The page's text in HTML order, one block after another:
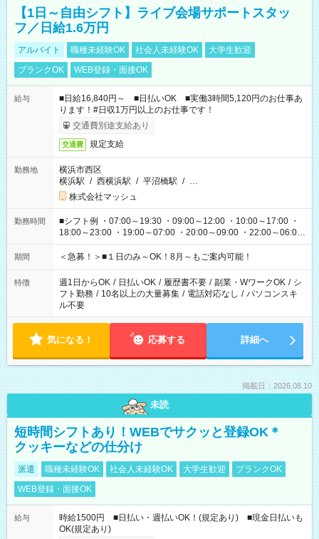
【1日～自由シフト】ライブ会場サポートスタッ
フ／日給1.6万円
アルバイト 職種未経験OK 社会人未経験OK
大学生歓迎
ブランクOK
WEB登録・面接OK
給与
■日給16,840円～ ■日払いOK ■実働3時間5,120円のお仕事あ
ります！#日収1万円以上のお仕事です！
交通費別途支給あり
交通費 規定支給
勤務地
横浜市西区
横浜駅 / 西横浜駅 / 平沼橋駅 / …
株式会社マッシュ
勤務時間
■シフト例 ・07:00～19:30 ・09:00～12:00 ・10:00～17:00 ・
18:00～23:00 ・19:00～07:00 ・20:00～09:00 ・22:00～06:00
etc ★最短で3時間で5,120円のお仕事から 15時間で2万円近く稼
げるお仕事も！ ご希望のお時間に合わせてご紹介！ ※シフトは
ください！
期間 ＜急募！＞■１日のみ～OK！8月～もご案内可能！
特徴 週1日からOK / 日払いOK / 履歴書不要 / 副業・WワークOK / シ
フト勤務 / 10名以上の大量募集 / 電話対応なし / パソコンスキ
ル不要
気になる！ 応募する 詳細へ
掲載日：2026.08.10
未読
短時間シフトあり！WEBでサクッと登録OK＊
クッキーなどの仕分け
派遣 職種未経験OK 社会人未経験OK 大学生歓迎
ブランクOK
WEB登録・面接OK
給与
時給1500円 ■日払い・週払いOK！(規定あり) ■現金日払いも
OK(規定あり)